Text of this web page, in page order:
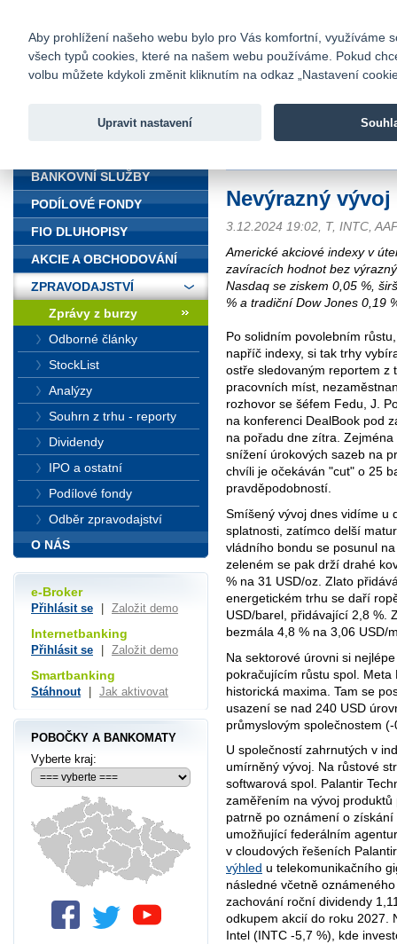
Fio banka
Fio banka
Nevýrazný
3.12.2024 19:02, T, INTC,
Americké akciové indexy v
zavíracích hodnot bez
Nasdaq se ziskem 0,05 %,
% a tradiční Dow Jones 0,19
Po solidním povolebním
napříč indexy, si tak trhy
ostře sledovaným reportem z
pracovních míst,
rozhovor se šéfem Fedu, J.
na konferenci DealBook pod
na pořadu dne zítra.
snížení úrokových sazeb na
chvíli je očekáván "cut" o 25
pravděpodobností.
Smíšený vývoj dnes vidíme u
splatnosti, zatímco delší
vládního bondu se posunul
zeleném se pak drží drahé
% na 31 USD/oz. Zlato
energetickém trhu se daří
USD/barel, přidávající 2,8 %.
bezmála 4,8 % na 3,06 USD/
Na sektorové úrovni si
pokračujícím růstu spol. Meta
historická maxima. Tam se
usazení se nad 240 USD
průmyslovým společnostem
U společností zahrnutých v
umírněný vývoj. Na růstové
softwarová spol. Palantir
zaměřením na vývoj
patrně po oznámení o
umožňující federálním
v cloudových řešeních
výhled u telekomunikačního
následné včetně oznámené
zachování roční dividendy
odkupem akcií do roku 2027.
Intel (INTC -5,7 %), kde
BANKOVNÍ SLUŽBY
PODÍLOVÉ FONDY
FIO DLUHOPISY
AKCIE A OBCHODOVÁNÍ
ZPRAVODAJSTVÍ
Zprávy z burzy
Odborné články
StockList
Analýzy
Souhrn z trhu - reporty
Dividendy
IPO a ostatní
Podílové fondy
Odběr zpravodajství
O NÁS
e-Broker
Přihlásit se Založit demo
Internetbanking
Přihlásit se Založit demo
Smartbanking
Stáhnout Jak aktivovat
POBOČKY A BANKOMATY
Vyberte kraj:
Aby prohlížení našeho webu bylo pro Vás komfortní, využíváme
všech typů cookies, které na našem webu používáme. Pokud
volbu můžete kdykoli změnit kliknutím na odkaz „Nastavení
Upravit nastavení